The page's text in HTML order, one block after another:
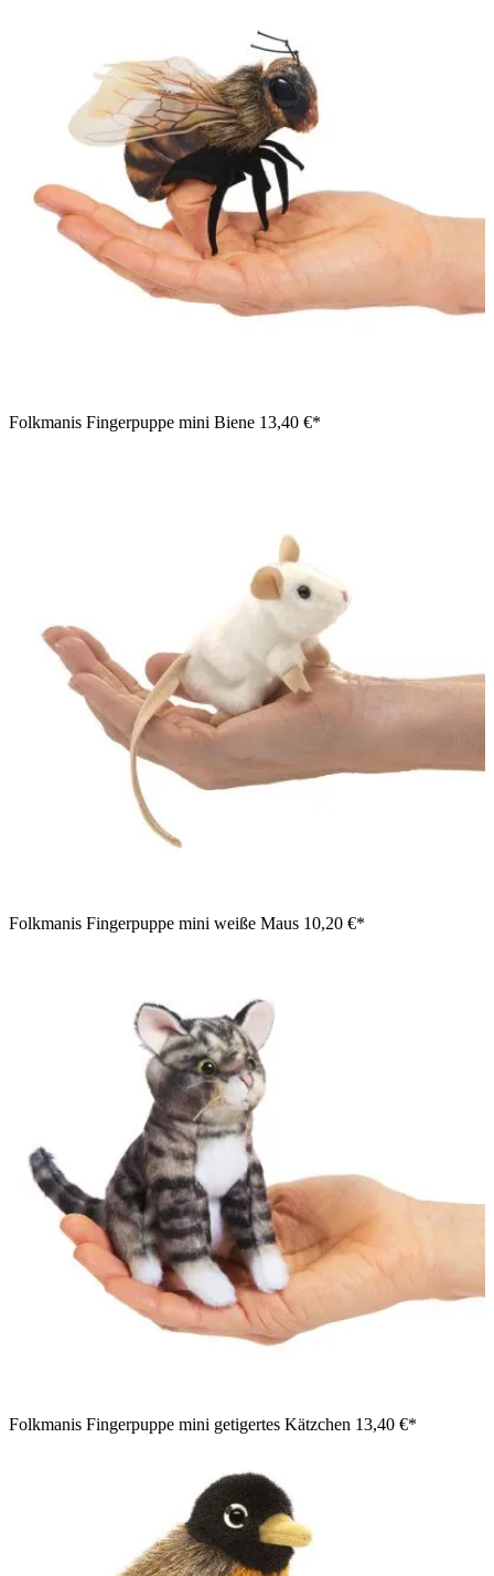
Folkmanis Fingerpuppe mini Biene 13,40 €*
Folkmanis Fingerpuppe mini weiße Maus 10,20 €*
Folkmanis Fingerpuppe mini getigertes Kätzchen 13,40 €*